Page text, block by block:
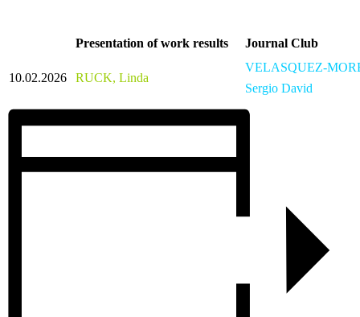
Presentation of work results Journal Club
10.02.2026 RUCK, Linda
VELASQUEZ-
Sergio David